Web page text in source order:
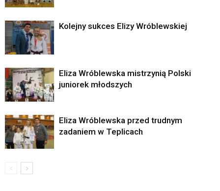
Kolejny sukces Elizy Wróblewskiej
Eliza Wróblewska mistrzynią Polski
juniorek młodszych
Eliza Wróblewska przed trudnym
zadaniem w Teplicach